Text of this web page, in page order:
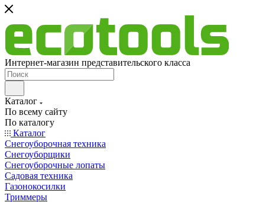
Интернет-магазин представительского класса
Каталог
По всему сайту
По каталогу
Каталог
Снегоуборочная техника
Снегоуборщики
Снегоуборочные лопаты
Садовая техника
Газонокосилки
Триммеры